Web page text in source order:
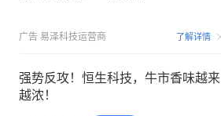
广告 易泽科技运营商 了解详情
强势反攻！恒生科技，牛市香味越来
越浓！